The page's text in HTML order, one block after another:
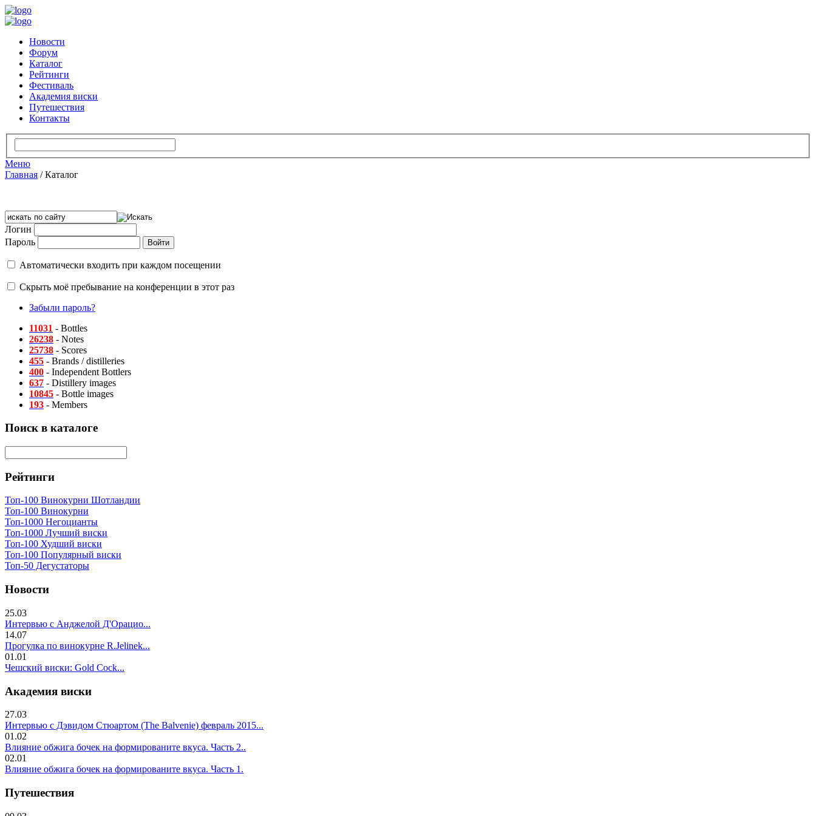
Новости
Форум
Каталог
Рейтинги
Фестиваль
Академия виски
Путешествия
Контакты
Меню
Главная /Каталог
Логин
Пароль
Автоматически входить при каждом посещении
Скрыть моё пребывание на конференции в этот раз
Забыли пароль?
11031 - Bottles
26238 - Notes
25738 - Scores
455 - Brands / distilleries
400 - Independent Bottlers
637 - Distillery images
10845 - Bottle images
193 - Members
Поиск в каталоге
Рейтинги
Топ-100 Винокурни Шотландии
Топ-100 Винокурни
Топ-1000 Негоцианты
Топ-1000 Лучший виски
Топ-100 Худший виски
Топ-100 Популярный виски
Топ-50 Дегустаторы
Новости
25.03
Интервью с Анджелой Д'Орацио...
14.07
Прогулка по винокурне R.Jelinek...
01.01
Чешский виски: Gold Cock...
Академия виски
27.03
Интервью с Дэвидом Стюартом (The Balvenie) февраль 2015...
01.02
Влияние обжига бочек на формированите вкуса. Часть 2..
02.01
Влияние обжига бочек на формированите вкуса. Часть 1.
Путешествия